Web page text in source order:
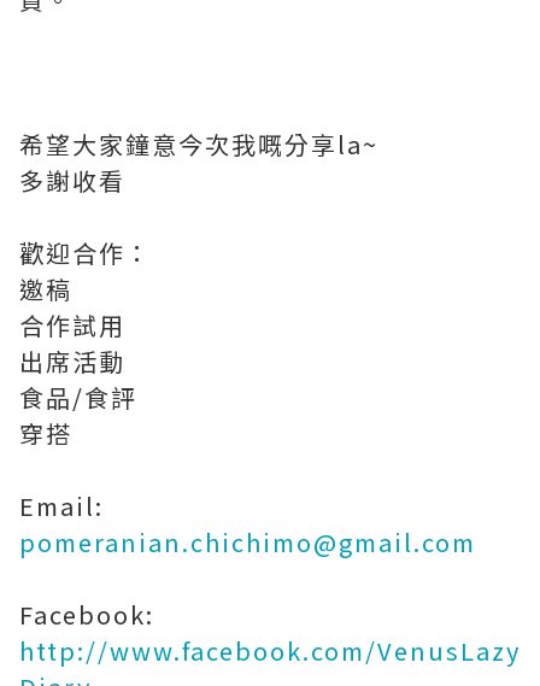
希望大家鐘意今次我嘅分享la~
多謝收看
歡迎合作：
邀稿
合作試用
出席活動
食品/食評
穿搭
Email:
pomeranian.chichimo@gmail.com
Facebook:
http://www.facebook.com/VenusLazy